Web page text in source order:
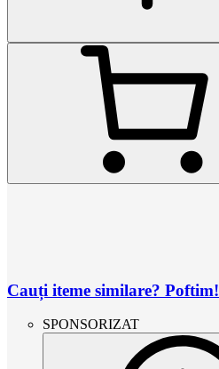
Cauți iteme similare? Poftim!
SPONSORIZAT